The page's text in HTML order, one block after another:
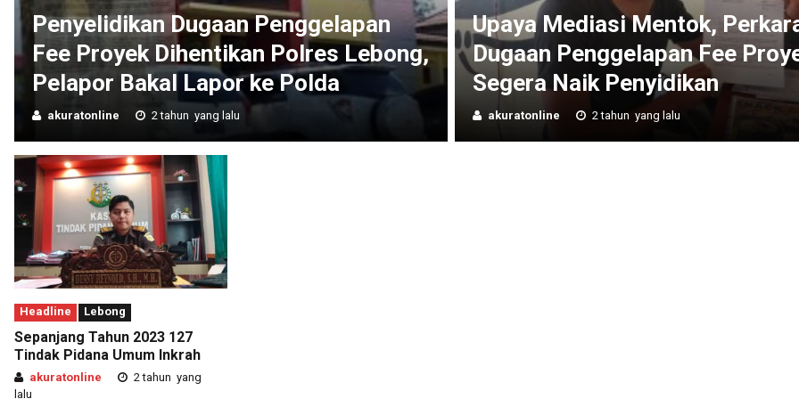
Penyelidikan Dugaan Penggelapan
Fee Proyek Dihentikan Polres Lebong,
Pelapor Bakal Lapor ke Polda
akuratonline 2 tahun yang lalu
Upaya Mediasi Mentok,
Dugaan Penggelapan Fee
Segera Naik Penyidikan
akuratonline 2 tahun yang lalu
Headline Lebong
Sepanjang Tahun 2023 127
Tindak Pidana Umum Inkrah
akuratonline
2 tahun yang
lalu